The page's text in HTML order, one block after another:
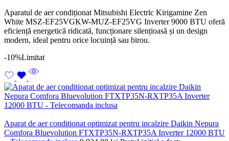
Aparatul de aer condiționat Mitsubishi Electric Kirigamine Zen
White MSZ-EF25VGKW-MUZ-EF25VG Inverter 9000 BTU oferă
eficiență energetică ridicată, funcționare silențioasă și un design
modern, ideal pentru orice locuință sau birou.
-10%Limitat
Aparat de aer conditionat optimizat pentru incalzire Daikin Nepura
Comfora Bluevolution FTXTP35N-RXTP35A Inverter 12000 BTU